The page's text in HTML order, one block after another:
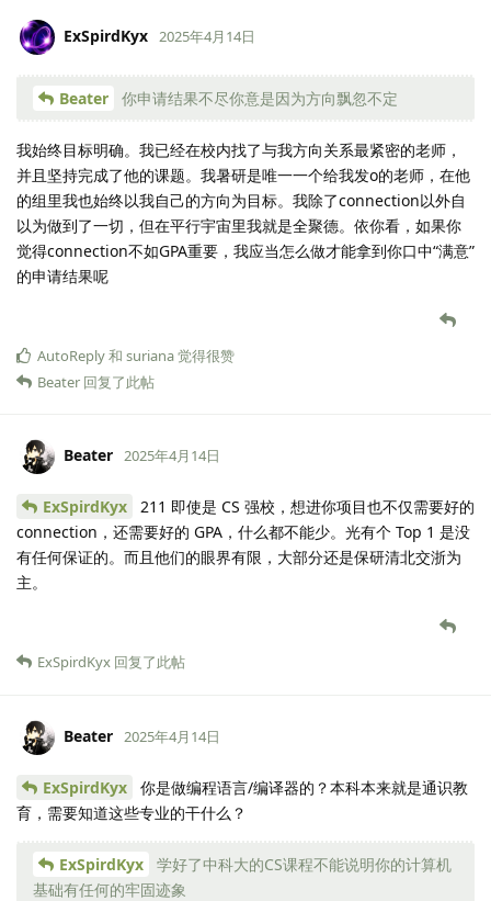
ExSpirdKyx 2025年4月14日
Beater 你申请结果不尽你意是因为方向飘忽不定
我始终目标明确。我已经在校内找了与我方向关系最紧密的老师，
并且坚持完成了他的课题。我暑研是唯一一个给我发o的老师，在他
的组里我也始终以我自己的方向为目标。我除了connection以外自
以为做到了一切，但在平行宇宙里我就是全聚德。依你看，如果你
觉得connection不如GPA重要，我应当怎么做才能拿到你口中“满意”
的申请结果呢
AutoReply和 suriana觉得很赞
Beater 回复了此帖
Beater 2025年4月14日
ExSpirdKyx
211 即使是 CS 强校，想进你项目也不仅需要好的
connection，还需要好的 GPA，什么都不能少。光有个 Top 1 是没
有任何保证的。而且他们的眼界有限，大部分还是保研清北交浙为
主。
ExSpirdKyx 回复了此帖
Beater 2025年4月14日
ExSpirdKyx
你是做编程语言/编译器的？本科本来就是通识教
育，需要知道这些专业的干什么？
ExSpirdKyx
学好了中科大的CS课程不能说明你的计算机
基础有任何的牢固迹象